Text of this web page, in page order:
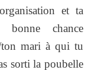
et ta
chance
ton mari à qui tu
sorti la poubelle